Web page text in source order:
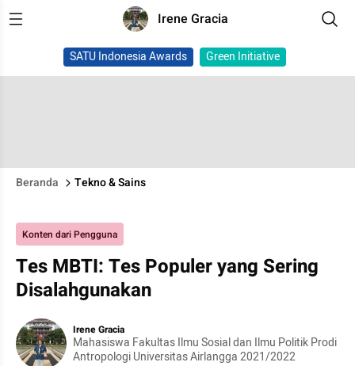
Irene Gracia
SATU Indonesia Awards Green Initiative
Beranda Tekno & Sains
Konten dari Pengguna
Tes MBTI: Tes Populer yang Sering
Disalahgunakan
Irene Gracia
Mahasiswa Fakultas Ilmu Sosial dan Ilmu Politik Prodi
Antropologi Universitas Airlangga 2021/2022